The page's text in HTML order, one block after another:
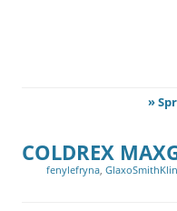
»
COLDREX
fenylefryna